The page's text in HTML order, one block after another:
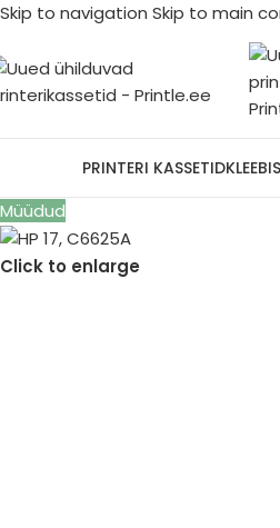
Skip to navigation Skip to main
PRINTERI KASSETID
Müüdud
Click to enlarge